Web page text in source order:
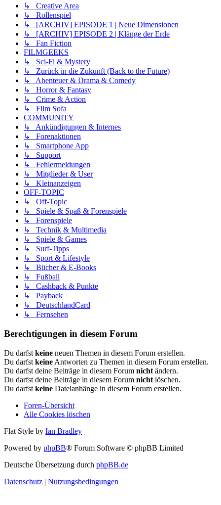
↳ Creative Area
↳ Rollenspiel
↳ [ARCHIV] EPISODE 1 | Neue Dimensionen
↳ [ARCHIV] EPISODE 2 | Klänge der Erde
↳ Fan Fiction
FILMGEEKS
↳ Sci-Fi & Mystery
↳ Zurück in die Zukunft (Back to the Future)
↳ Abenteuer & Drama & Comedy
↳ Horror & Fantasy
↳ Crime & Action
↳ Film Sofa
COMMUNITY
↳ Ankündigungen & Internes
↳ Forenaktionen
↳ Smartphone App
↳ Support
↳ Fehlermeldungen
↳ Mitglieder & User
↳ Kleinanzeigen
OFF-TOPIC
↳ Off-Topic
↳ Spiele & Spaß & Forenspiele
↳ Forenspiele
↳ Technik & Multimedia
↳ Spiele & Games
↳ Surf-Tipps
↳ Sport & Lifestyle
↳ Bücher & E-Books
↳ Fußball
↳ Cashback & Punkte
↳ Payback
↳ DeutschlandCard
↳ Fernsehen
Berechtigungen in diesem Forum
Du darfst keine neuen Themen in diesem Forum erstellen.
Du darfst keine Antworten zu Themen in diesem Forum erstellen.
Du darfst deine Beiträge in diesem Forum nicht ändern.
Du darfst deine Beiträge in diesem Forum nicht löschen.
Du darfst keine Dateianhänge in diesem Forum erstellen.
Foren-Übersicht
Alle Cookies löschen
Flat Style by Ian Bradley
Powered by phpBB® Forum Software © phpBB Limited
Deutsche Übersetzung durch phpBB.de
Datenschutz | Nutzungsbedingungen